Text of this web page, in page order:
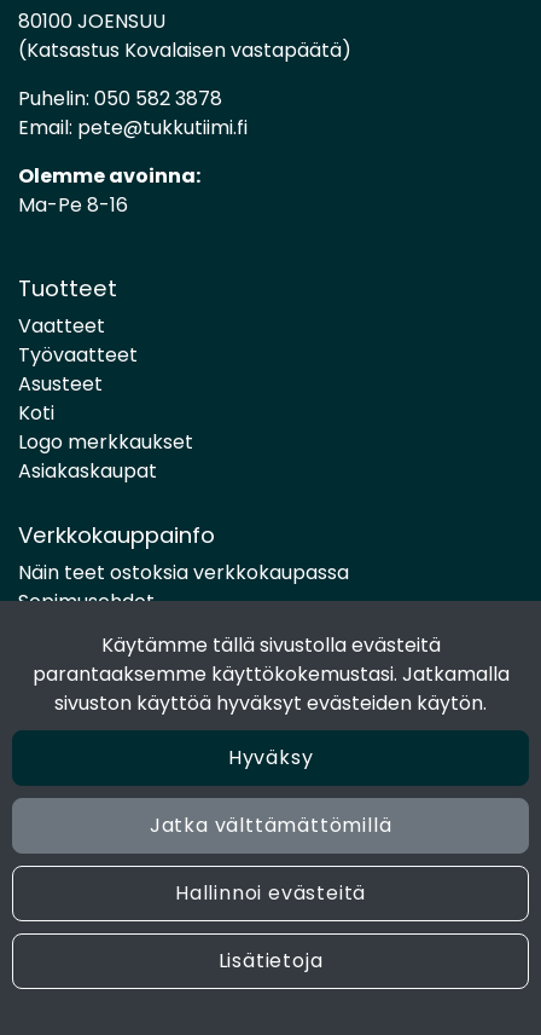
Käytämme tällä sivustolla evästeitä
parantaaksemme käyttökokemustasi. Jatkamalla
sivuston käyttöä hyväksyt evästeiden käytön.
Hyväksy
Jatka välttämättömillä
Hallinnoi evästeitä
Lisätietoja
80100 JOENSUU
(Katsastus Kovalaisen vastapäätä)
Puhelin: 050 582 3878
Email: pete@tukkutiimi.fi
Olemme avoinna:
Ma-Pe 8-16
Tuotteet
Vaatteet
Työvaatteet
Asusteet
Koti
Logo merkkaukset
Asiakaskaupat
Verkkokauppainfo
Näin teet ostoksia verkkokaupassa
Sopimusehdot
Toimitustavat
Maksutavat
Tietosuojaseloste
Seuraa sosiaalisessa mediassa
Facebook
Instagram
© 2024 Joen Tukkutiimi. All rights reserved. Site by